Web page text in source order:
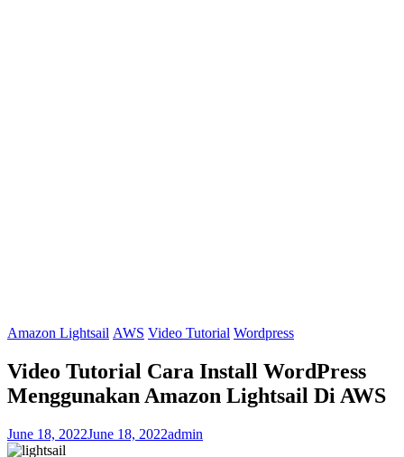
Amazon Lightsail AWS Video Tutorial Wordpress
Video Tutorial Cara Install WordPress
Menggunakan Amazon Lightsail Di AWS
June 18, 2022June 18, 2022admin